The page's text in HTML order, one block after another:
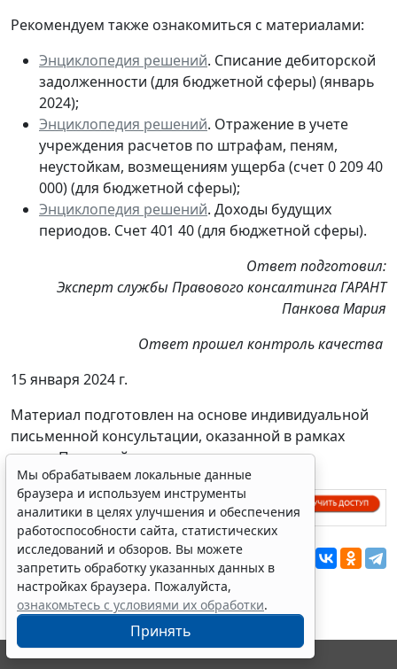
Рекомендуем также ознакомиться с материалами:
Энциклопедия решений. Списание дебиторской
задолженности (для бюджетной сферы) (январь
2024);
Энциклопедия решений. Отражение в учете
учреждения расчетов по штрафам, пеням,
неустойкам, возмещениям ущерба (счет 0 209 40
000) (для бюджетной сферы);
Энциклопедия решений. Доходы будущих
периодов. Счет 401 40 (для бюджетной сферы).
Ответ подготовил:
Эксперт службы Правового консалтинга ГАРАНТ
Панкова Мария
Ответ прошел контроль качества
15 января 2024 г.
Материал подготовлен на основе индивидуальной
письменной консультации, оказанной в рамках
услуги Правовой консалтинг.
Перепечатка
Мы обрабатываем локальные данные
браузера и используем инструменты
аналитики в целях улучшения и обеспечения
работоспособности сайта, статистических
исследований и обзоров. Вы можете
запретить обработку указанных данных в
настройках браузера. Пожалуйста,
ознакомьтесь с условиями их обработки.
Принять